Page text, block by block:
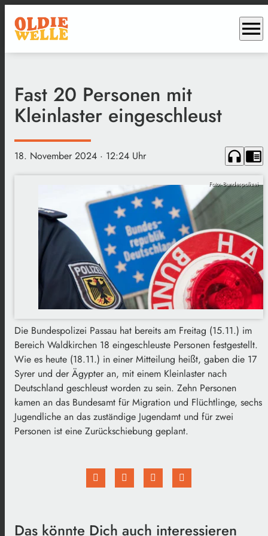
menu
Fast 20 Personen mit
Kleinlaster eingeschleust
18. November 2024 · 12:24 Uhr headphones chrome_reader_mode
Foto: Bundespolizei
Die Bundespolizei Passau hat bereits am Freitag (15.11.) im
Bereich Waldkirchen 18 eingeschleuste Personen festgestellt.
Wie es heute (18.11.) in einer Mitteilung heißt, gaben die 17
Syrer und der Ägypter an, mit einem Kleinlaster nach
Deutschland geschleust worden zu sein. Zehn Personen
kamen an das Bundesamt für Migration und Flüchtlinge, sechs
Jugendliche an das zuständige Jugendamt und für zwei
Personen ist eine Zurückschiebung geplant.
Das könnte Dich auch interessieren